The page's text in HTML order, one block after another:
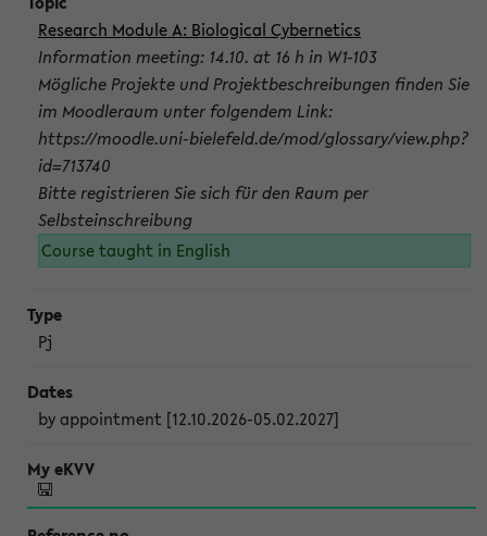
Research Module A: Biological Cybernetics
Information meeting: 14.10. at 16 h in W1-103
Mögliche Projekte und Projektbeschreibungen finden Sie
im Moodleraum unter folgendem Link:
https://moodle.uni-bielefeld.de/mod/glossary/view.php?
id=713740
Bitte registrieren Sie sich für den Raum per
Selbsteinschreibung
Course taught in English
Pj
by appointment [12.10.2026-05.02.2027]